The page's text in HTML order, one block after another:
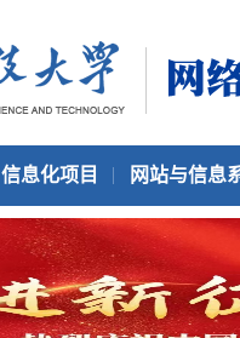
信息化项目 网站与信息